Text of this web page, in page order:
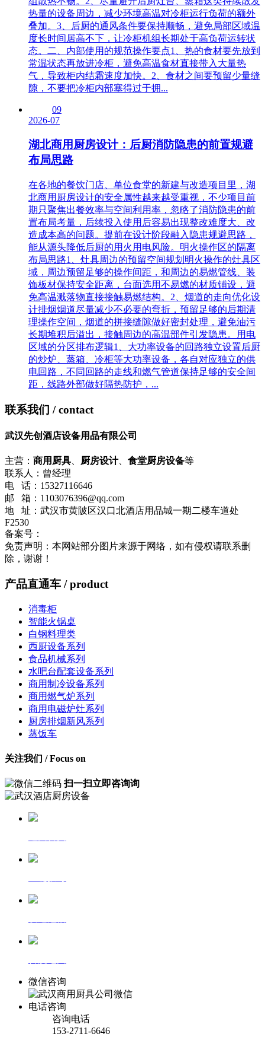
热量的设备周边，减少环境高温对冷柜运行负荷的额外
叠加。3、后厨的通风条件要保持顺畅，避免局部区域温
度长时间居高不下，让冷柜机组长期处于高负荷运转状
态。二、内部使用的规范操作要点1、热的食材要先放到
常温状态再放进冷柜，避免高温食材直接带入大量热
气，导致柜内结霜速度加快。2、食材之间要预留少量缝
隙，不要把冷柜内部塞得过于拥...
09
2026-07
湖北商用厨房设计：后厨消防隐患的前置规避
布局思路
在各地的餐饮门店、单位食堂的新建与改造项目里，湖
北商用厨房设计的安全属性越来越受重视，不少项目前
期只聚焦出餐效率与空间利用率，忽略了消防隐患的前
置布局考量，后续投入使用后容易出现整改难度大、改
造成本高的问题。提前在设计阶段融入隐患规避思路，
能从源头降低后厨的用火用电风险。明火操作区的隔离
布局思路1、灶具周边的预留空间规划明火操作的灶具区
域，周边预留足够的操作间距，和周边的易燃管线、装
饰板材保持安全距离，台面选用不易燃的材质铺设，避
免高温溅落物直接接触易燃结构。2、烟道的走向优化设
计排烟烟道尽量减少不必要的弯折，预留足够的后期清
理操作空间，烟道的拼接缝隙做好密封处理，避免油污
长期堆积后溢出，接触周边的高温部件引发隐患。用电
区域的分区排布逻辑1、大功率设备的回路独立设置后厨
的炒炉、蒸箱、冷柜等大功率设备，各自对应独立的供
电回路，不同回路的走线和燃气管道保持足够的安全间
距，线路外部做好隔热防护，...
联系我们 / contact
武汉先创酒店设备用品有限公司
主营： 商用厨具 厨房设计、 食堂厨房设备等
联系人：曾经理
电 话：15327116646
邮 箱：1103076396@qq.com
地 址：武汉市黄陂区汉口北酒店用品城一期二楼车道处
F2530
备案号：
免责声明：本网站部分图片来源于网络，如有侵权请联系删
除，谢谢！
产品直通车 / product
消毒柜
智能火锅桌
白钢料理类
西厨设备系列
食品机械系列
水吧台配套设备系列
商用制冷设备系列
商用燃气炉系列
商用电磁炉灶系列
厨房排烟新风系列
蒸饭车
关注我们 / Focus on
扫一扫立即咨询询
微信咨询
电话咨询
咨询电话
153-2711-6646